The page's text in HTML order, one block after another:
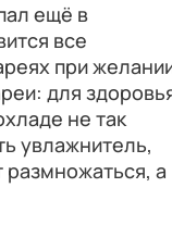
ещё в
все
при
для
не так
увлажнитель,
а